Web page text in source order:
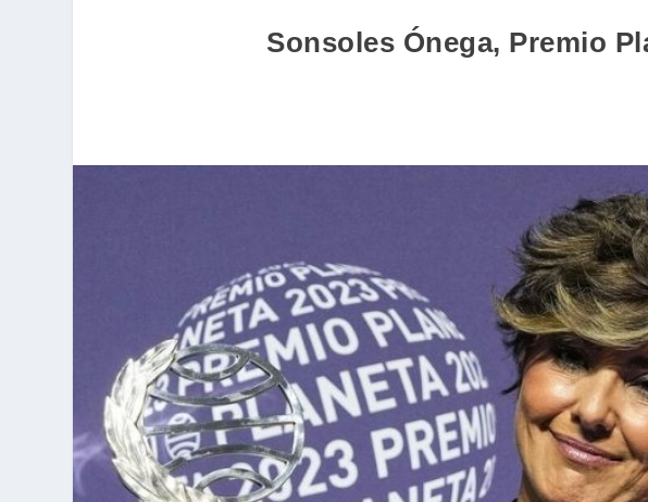
Sonsoles Ónega, Premio